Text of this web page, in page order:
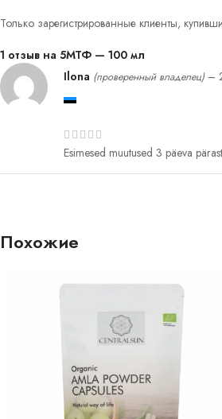
1 отзыв на 5МТФ — 100 мл
Ilona (проверенный владелец) –
Esimesed muutused 3 päeva
Только зарегистрированные клиенты,
Похожие